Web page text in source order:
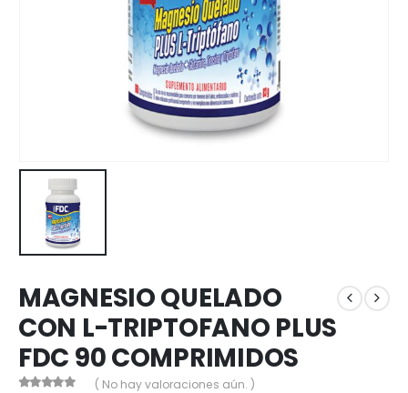
MAGNESIO QUELADO
CON L-TRIPTOFANO PLUS
FDC 90 COMPRIMIDOS
( No hay valoraciones aún. )